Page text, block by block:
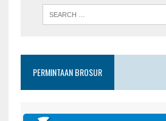
PERMINTAAN BROSUR